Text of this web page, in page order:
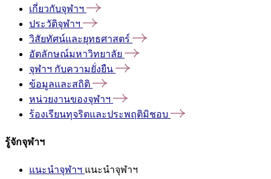
เกี่ยวกับจุฬาฯ
ประวัติจุฬาฯ
วิสัยทัศน์และยุทธศาสตร์
อัตลักษณ์มหาวิทยาลัย
จุฬาฯ กับความยั่งยืน
ข้อมูลและสถิติ
หน่วยงานของจุฬาฯ
ร้องเรียนทุจริตและประพฤติมิชอบ
รู้จักจุฬาฯ
แนะนำจุฬาฯ แนะนำจุฬาฯ